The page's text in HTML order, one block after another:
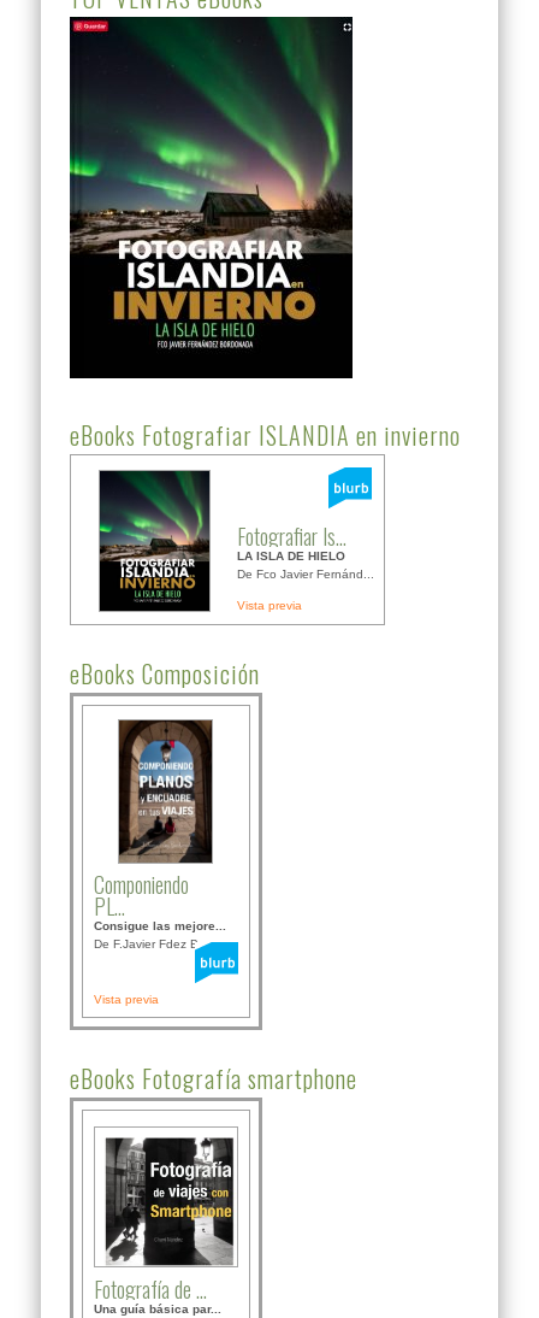
eBooks Fotografiar ISLANDIA en invierno
Fotografiar Is...
LA ISLA DE HIELO
De Fco Javier Fernánd...
Vista previa
eBooks Composición
Componiendo
PL...
Consigue las mejore...
De F.Javier Fdez Bor...
Vista previa
eBooks Fotografía smartphone
Fotografía de ...
Una guía básica par...